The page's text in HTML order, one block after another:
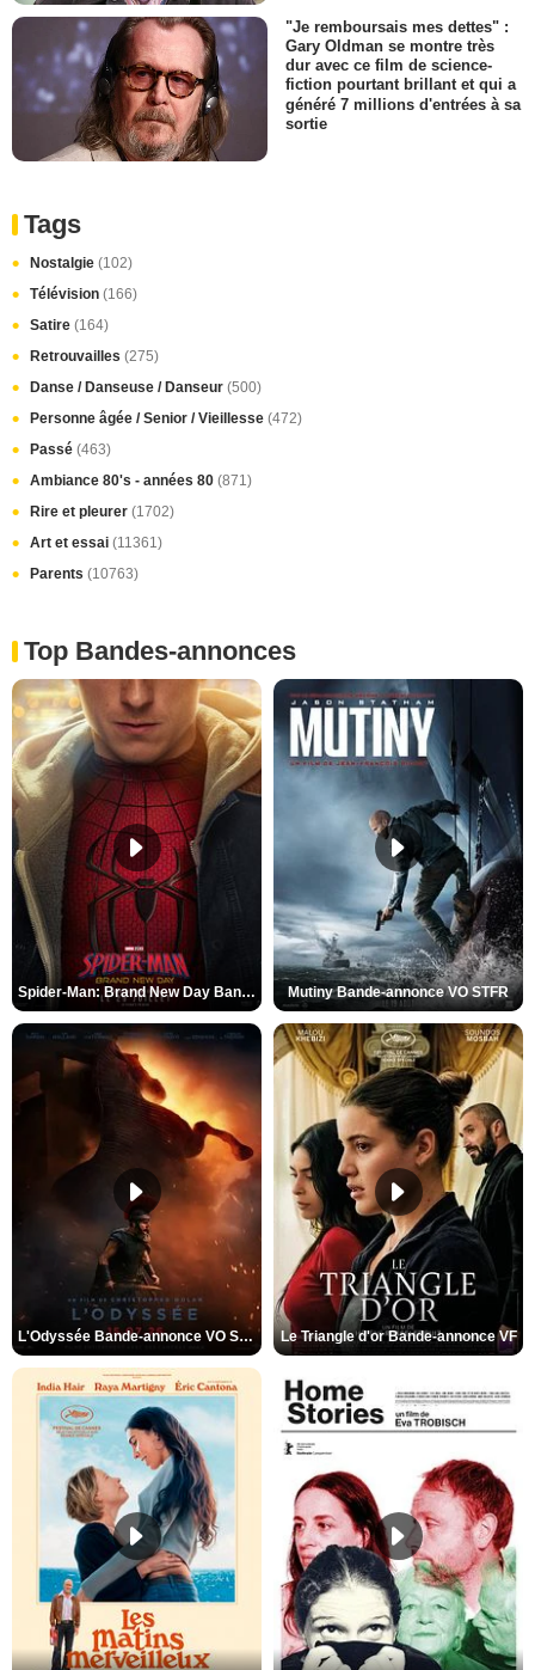
"Je remboursais mes dettes" :
Gary Oldman se montre très
dur avec ce film de science-
fiction pourtant brillant et qui a
généré 7 millions d'entrées à sa
sortie
Tags
Nostalgie (102)
Télévision (166)
Satire (164)
Retrouvailles (275)
Danse / Danseuse / Danseur (500)
Personne âgée / Senior / Vieillesse (472)
Passé (463)
Ambiance 80's - années 80 (871)
Rire et pleurer (1702)
Art et essai (11361)
Parents (10763)
Top Bandes-annonces
Spider-Man: Brand New Day Bande-annonce VO STFR Mutiny Bande-annonce VO STFR
L'Odyssée Bande-annonce VO STFR Le Triangle d'or Bande-annonce VF